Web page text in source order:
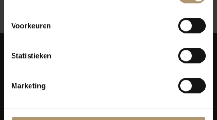
Voorkeuren
Statistieken
Marketing
2431 AE Noorden